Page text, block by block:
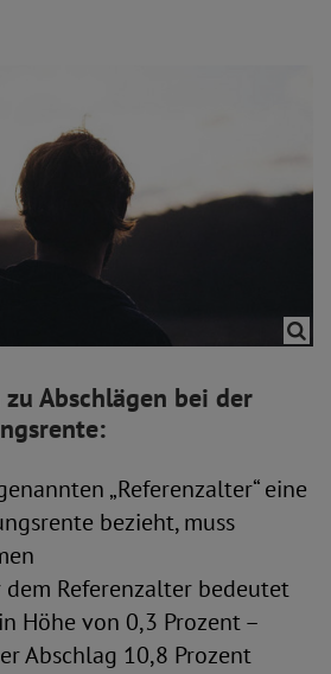
Abschlägen bei der
„Referenzalter“ eine
bezieht, muss
Referenzalter bedeutet
Höhe von 0,3 Prozent –
Abschlag 10,8 Prozent